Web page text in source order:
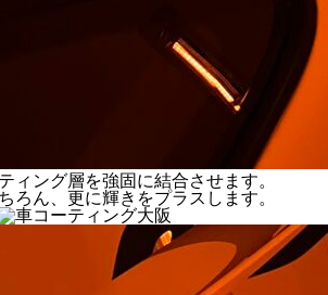
ィング層を強固に結合させます。
ろん、更に輝きをプラスします。